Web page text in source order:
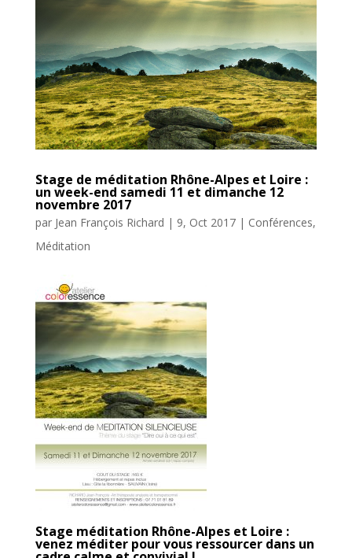
Stage de méditation Rhône-Alpes et Loire :
un week-end samedi 11 et dimanche 12
novembre 2017
par Jean François Richard | 9, Oct 2017| Conférences,
Méditation
Stage méditation Rhône-Alpes et Loire :
venez méditer pour vous ressourcer dans un